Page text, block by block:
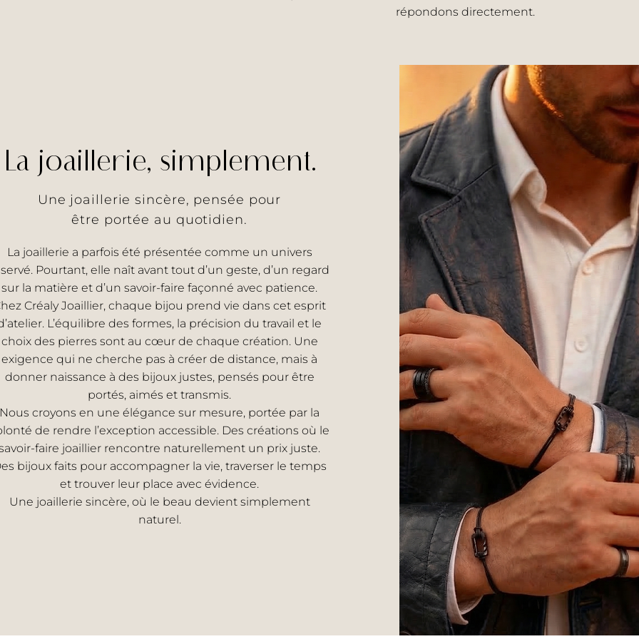
répondons directement.
La joaillerie, simplement.
Une joaillerie sincère, pensée pour
être portée au quotidien.
La joaillerie a parfois été présentée comme un univers
Pourtant, elle naît avant tout d’un geste, d’un regard
sur la matière et d’un savoir-faire façonné avec patience.
Créaly Joaillier, chaque bijou prend vie dans cet esprit
L’équilibre des formes, la précision du travail et le
choix des pierres sont au cœur de chaque création. Une
exigence qui ne cherche pas à créer de distance, mais à
donner naissance à des bijoux justes, pensés pour être
portés, aimés et transmis.
Nous croyons en une élégance sur mesure, portée par la
de rendre l’exception accessible. Des créations où le
faire joaillier rencontre naturellement un prix juste.
bijoux faits pour accompagner la vie, traverser le temps
et trouver leur place avec évidence.
Une joaillerie sincère, où le beau devient simplement
naturel.